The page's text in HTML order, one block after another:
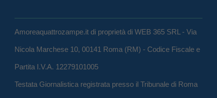
Amoreaquattrozampe.it di proprietà di WEB 365 SRL - Via
Nicola Marchese 10, 00141 Roma (RM) - Codice Fiscale e
Partita I.V.A. 12279101005
Testata Giornalistica registrata presso il Tribunale di Roma